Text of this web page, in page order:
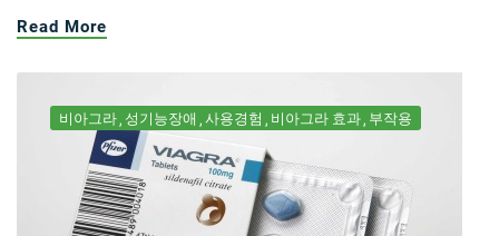
Read More
비아그라 성기능장애 사용경험 비아그라 효과 부작용